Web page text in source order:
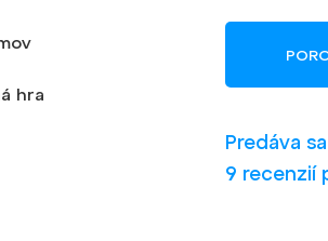
Predáva
9 recenzií
hra